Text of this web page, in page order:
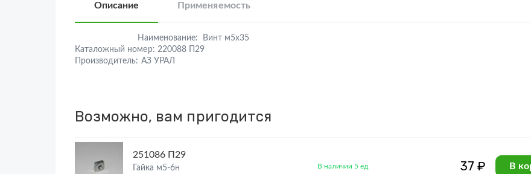
Описание Применяемость
Наименование:
Винт м5х35
Каталожный номер: 220088 П29
Производитель: АЗ УРАЛ
Возможно, вам пригодится
251086 П29
Гайка м5-6н
В наличии 5 ед 37 ₽ В